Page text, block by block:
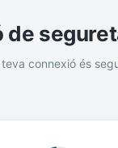
de
connexió és